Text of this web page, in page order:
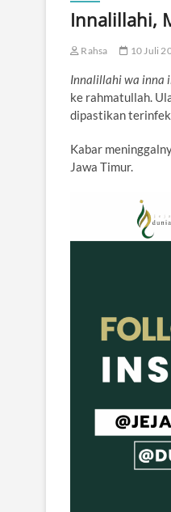
Innalillahi,
Rahsa 10 Juli
Innalillahi wa inna
ke rahmatullah.
dipastikan
Kabar
Jawa Timur.